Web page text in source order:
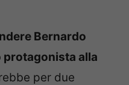
Bernardo
protagonista alla
per due